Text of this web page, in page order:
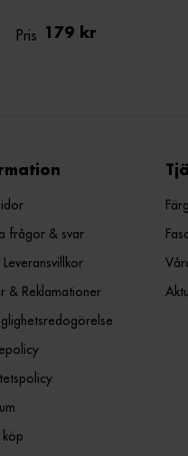
Pris 179 kr
frågor & svar
& Reklamationer